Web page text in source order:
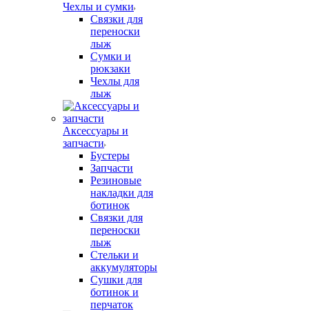
Чехлы и сумки
Связки для
переноски
лыж
Сумки и
рюкзаки
Чехлы для
лыж
Аксессуары и
запчасти
Бустеры
Запчасти
Резиновые
накладки для
ботинок
Связки для
переноски
лыж
Стельки и
аккумуляторы
Сушки для
ботинок и
перчаток